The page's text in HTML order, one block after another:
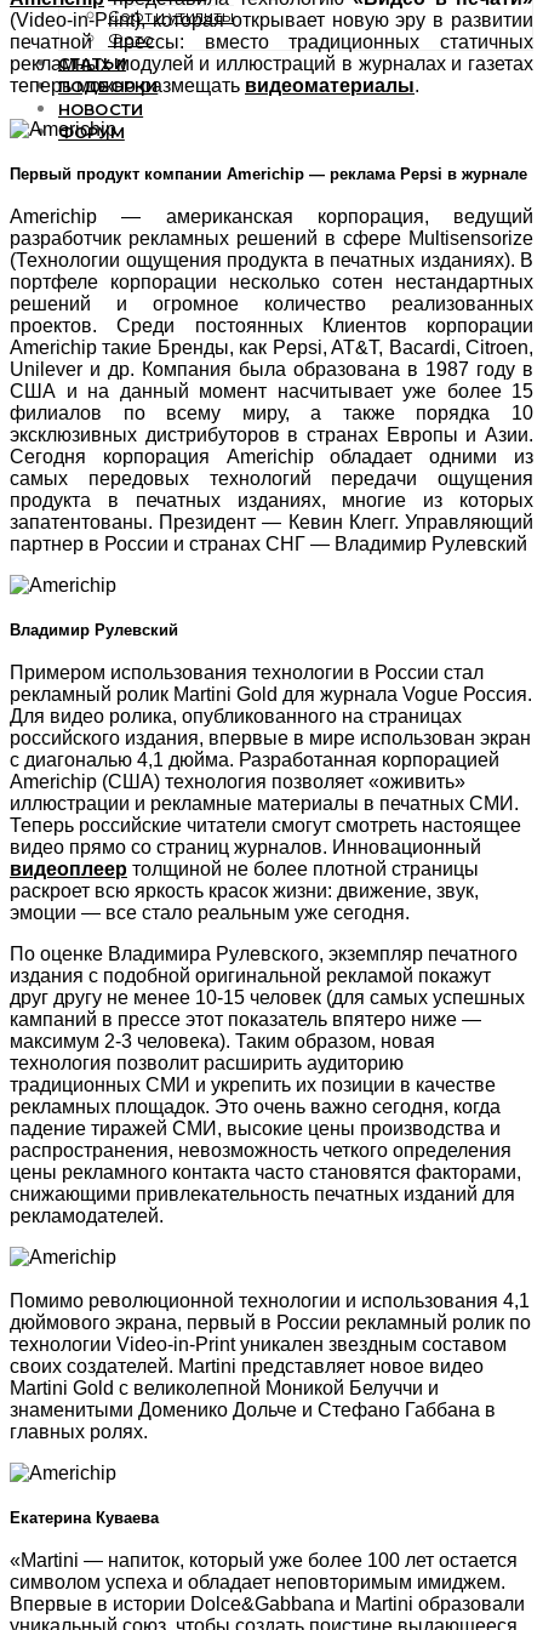
Софт и утилиты
Фото
СТАТЬИ
ПОДБОРКИ
НОВОСТИ
ФОРУМ
(Video-in-Print), которая открывает новую эру в развитии
печатной прессы: вместо традиционных статичных
рекламных модулей и иллюстраций в журналах и газетах
теперь можно размещать видеоматериалы.
Первый продукт компании Americhip — реклама Pepsi в журнале
Americhip — американская корпорация, ведущий
разработчик рекламных решений в сфере Multisensorize
(Технологии ощущения продукта в печатных изданиях). В
портфеле корпорации несколько сотен нестандартных
решений и огромное количество реализованных
проектов. Среди постоянных Клиентов корпорации
Americhip такие Бренды, как Pepsi, AT&T, Bacardi, Citroen,
Unilever и др. Компания была образована в 1987 году в
США и на данный момент насчитывает уже более 15
филиалов по всему миру, а также порядка 10
эксклюзивных дистрибуторов в странах Европы и Азии.
Сегодня корпорация Americhip обладает одними из
самых передовых технологий передачи ощущения
продукта в печатных изданиях, многие из которых
запатентованы. Президент — Кевин Клегг. Управляющий
партнер в России и странах СНГ — Владимир Рулевский
Владимир Рулевский
Примером использования технологии в России стал
рекламный ролик Martini Gold для журнала Vogue Россия.
Для видео ролика, опубликованного на страницах
российского издания, впервые в мире использован экран
с диагональю 4,1 дюйма. Разработанная корпорацией
Americhip (США) технология позволяет «оживить»
иллюстрации и рекламные материалы в печатных СМИ.
Теперь российские читатели смогут смотреть настоящее
видео прямо со страниц журналов. Инновационный
видеоплеер толщиной не более плотной страницы
раскроет всю яркость красок жизни: движение, звук,
эмоции — все стало реальным уже сегодня.
По оценке Владимира Рулевского, экземпляр печатного
издания с подобной оригинальной рекламой покажут
друг другу не менее 10-15 человек (для самых успешных
кампаний в прессе этот показатель впятеро ниже —
максимум 2-3 человека). Таким образом, новая
технология позволит расширить аудиторию
традиционных СМИ и укрепить их позиции в качестве
рекламных площадок. Это очень важно сегодня, когда
падение тиражей СМИ, высокие цены производства и
распространения, невозможность четкого определения
цены рекламного контакта часто становятся факторами,
снижающими привлекательность печатных изданий для
рекламодателей.
Помимо революционной технологии и использования 4,1
дюймового экрана, первый в России рекламный ролик по
технологии Video-in-Print уникален звездным составом
своих создателей. Martini представляет новое видео
Martini Gold с великолепной Моникой Белуччи и
знаменитыми Доменико Дольче и Стефано Габбана в
главных ролях.
Екатерина Куваева
«Martini — напиток, который уже более 100 лет остается
символом успеха и обладает неповторимым имиджем.
Впервые в истории Dolce&Gabbana и Martini образовали